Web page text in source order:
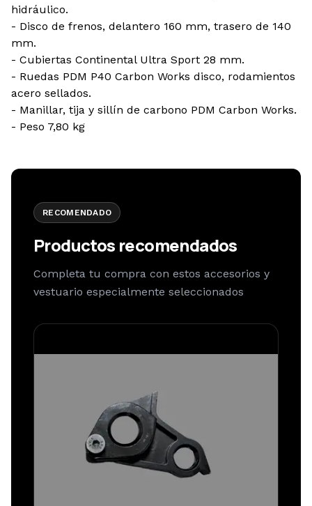
hidráulico.
- Disco de frenos, delantero 160 mm, trasero de 140
mm.
- Cubiertas Continental Ultra Sport 28 mm.
- Ruedas PDM P40 Carbon Works disco, rodamientos
acero sellados.
- Manillar, tija y sillín de carbono PDM Carbon Works.
- Peso 7,80 kg
RECOMENDADO
Productos recomendados
Completa tu compra con estos accesorios y
vestuario especialmente seleccionados